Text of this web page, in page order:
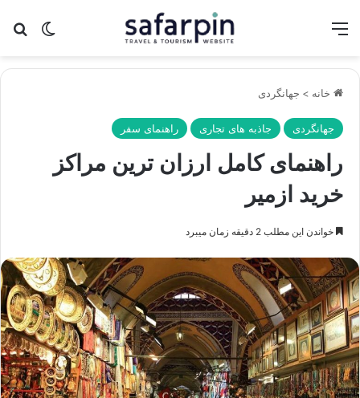
تغییر منو
خانه > جهانگردی
جهانگردی جاذبه های تجاری راهنمای سفر
راهنمای کامل ارزان ترین مراکز
خرید ازمیر
خواندن این مطلب 2 دقیقه زمان میبرد